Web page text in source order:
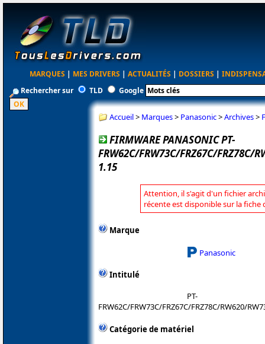
MARQUES | MES DRIVERS | ACTUALITÉS | DOSSIERS |
Rechercher sur
TLD Google
Accueil> Marques> Panasonic>Archives>
FIRMWARE PANASONIC PT-
FRW62C/FRW73C/FRZ67C/FRZ78C/
1.15
Attention, il s'agit d'un fichier
récente est disponible sur la fiche
Marque
Panasonic
Intitulé
PT-
FRW62C/FRW73C/FRZ67C/FRZ78C/RW620/
Catégorie de matériel